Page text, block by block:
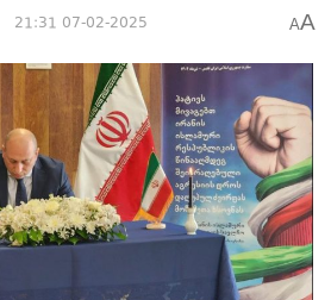
21:31 07-02-2025 AA